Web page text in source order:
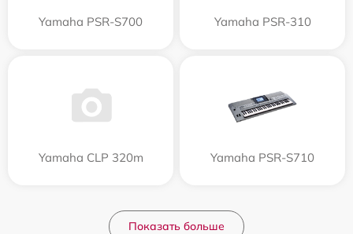
Yamaha PSR-S700 Yamaha PSR-310
Yamaha CLP 320m Yamaha PSR-S710
Показать больше